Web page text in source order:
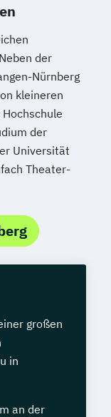
der
Nürnberg
kleineren
der
Universität
Theater-
großen
in
an der